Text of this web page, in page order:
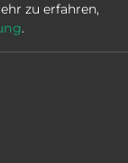
zu erfahren,
.